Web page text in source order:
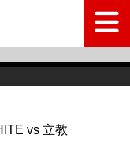
vs 立教